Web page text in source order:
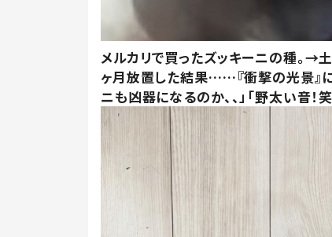
メルカリで買ったズッキーニの種。→
ヶ月放置した結果……『衝撃の光景』
ニも凶器になるのか、、」「野太い音！笑